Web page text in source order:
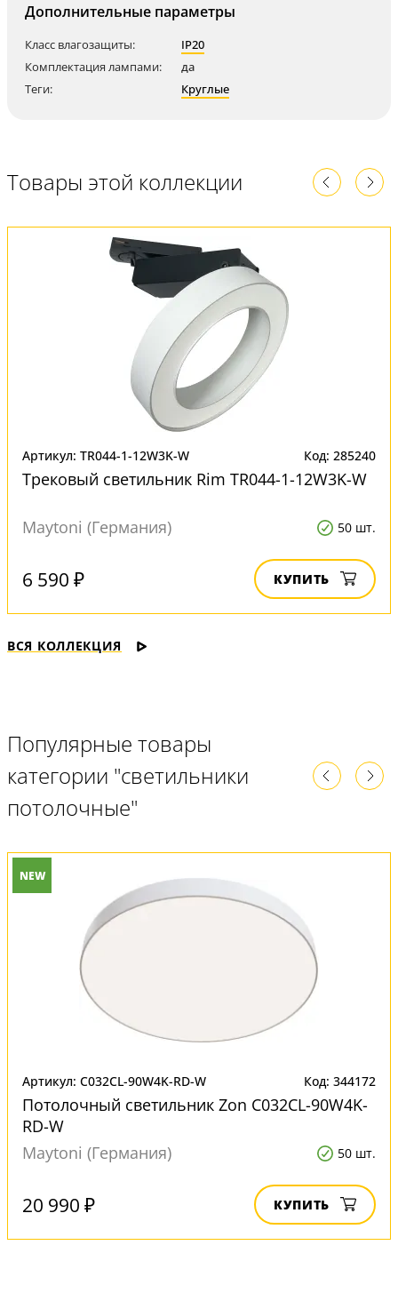
Дополнительные параметры
Класс влагозащиты:
IP20
Комплектация лампами:
да
Теги:
Круглые
Товары этой коллекции
Артикул: TR044-1-12W3K-W Код: 285240
Трековый светильник Rim TR044-1-12W3K-W
Maytoni (Германия) 50 шт.
6 590 ₽ КУПИТЬ
ВСЯ КОЛЛЕКЦИЯ
Популярные товары
категории "светильники
потолочные"
NEW
Артикул: C032CL-90W4K-RD-W Код: 344172
Потолочный светильник Zon C032CL-90W4K-
RD-W
Maytoni (Германия)
50 шт.
20 990 ₽ КУПИТЬ